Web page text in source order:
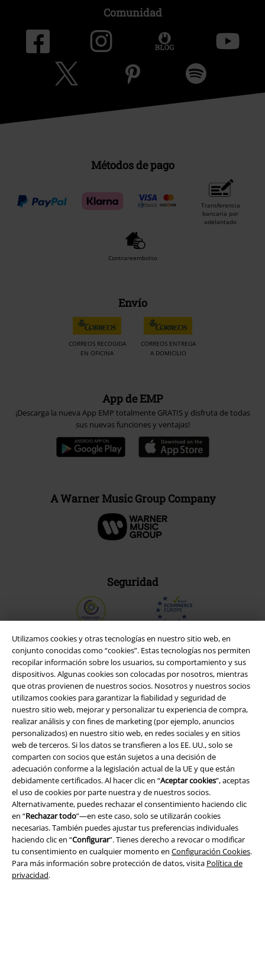
Utilizamos cookies y otras tecnologías en nuestro sitio web, en
conjunto conocidas como “cookies”. Estas tecnologías nos permiten
recopilar información sobre los usuarios, su comportamiento y sus
dispositivos. Algunas cookies son colocadas por nosotros, mientras
que otras provienen de nuestros socios. Nosotros y nuestros socios
utilizamos cookies para garantizar la fiabilidad y seguridad de
nuestro sitio web, mejorar y personalizar tu experiencia de compra,
realizar análisis y con fines de marketing (por ejemplo, anuncios
personalizados) en nuestro sitio web, en redes sociales y en sitios
web de terceros. Si los datos se transfieren a los EE. UU., solo se
comparten con socios que están sujetos a una decisión de
adecuación conforme a la legislación actual de la UE y que están
debidamente certificados. Al hacer clic en “Aceptar cookies”, aceptas
el uso de cookies por parte nuestra y de nuestros socios.
Alternativamente, puedes rechazar el consentimiento haciendo clic
en “Rechazar todo”—en este caso, solo se utilizarán cookies
necesarias. También puedes ajustar tus preferencias individuales
haciendo clic en “Configurar”. Tienes derecho a revocar o modificar
tu consentimiento en cualquier momento en Configuración Cookies.
Para más información sobre protección de datos, visita Política de
privacidad.
Comunidad
Métodos de pago
Transferencia
bancaria por
adelantado
Contrareembolso
Envío
CORREOS RECOGIDA
EN OFICINA
CORREOS ENTREGA
A DOMICILIO
App de EMP
¡Descarga la nueva App EMP totalmente GRATIS y disfruta de todas
sus nuevas funciones y ventajas!
A Warner Music Group Company
Seguridad
Legal
Términos y Condiciones
Aviso Legal
Ley protección de datos
Eliminación de residuos y protección del medioambiente
Declaración de Conformidad